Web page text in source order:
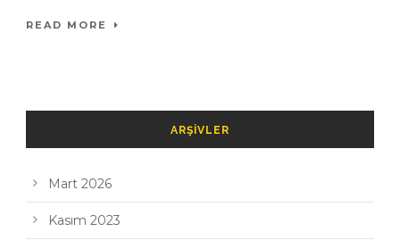
READ MORE
ARŞIVLER
Mart 2026
Kasım 2023